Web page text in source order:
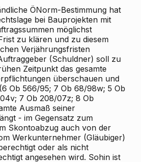
ÖNorm-Bestimmung hat
bei Bauprojekten mit
möglichst
zu klären und zu diesem
Verjährungsfristen
(Schuldner) soll zu
Zeitpunkt das gesamte
überschauen und
Ob 566/95; 7 Ob 68/98w; 5 Ob
7 Ob 208/07z; 8 Ob
Ausmaß seiner
- im Gegensatz zum
Skontoabzug auch von der
Werkunternehmer (Gläubiger)
oder als nicht
angesehen wird. Sohin ist